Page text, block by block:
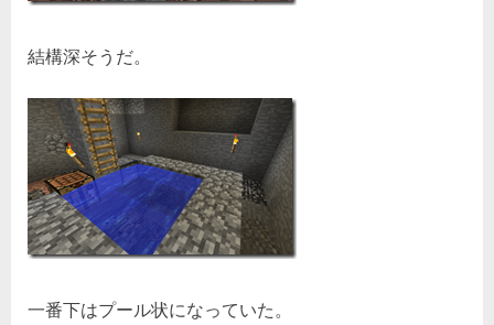
結構深そうだ。
一番下はプール状になっていた。